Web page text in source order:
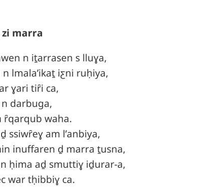
marra
n iṯarrasen s lluɣa,
lmalaʼikaṯ iƹni ruḥiya,
ɣari tiȓi ca,
darbuga,
waha.
ssiwȓeɣ am lʼanbiya,
inuffaren ḏ marra ṯusna,
ḥima aḏ smuttiɣ iḏurar-a,
war tḥibbiɣ ca.